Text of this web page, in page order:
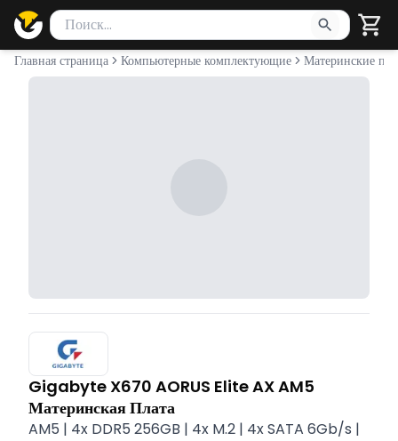
Поиск товаров
Введите минимум 2 символа для поиска. Нажмите Enter
Главная страница Компьютерные комплектующие Материнские
Gigabyte X670 AORUS Elite AX AM5
Материнская Плата
AM5 | 4x DDR5 256GB | 4x M.2 | 4x SATA 6Gb/s |